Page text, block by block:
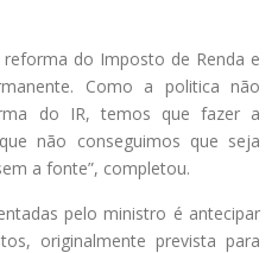
do Imposto de Renda e
Como a politica não
do IR, temos que fazer a
não conseguimos que seja
a fonte”, completou.
pelo ministro é antecipar
originalmente prevista para